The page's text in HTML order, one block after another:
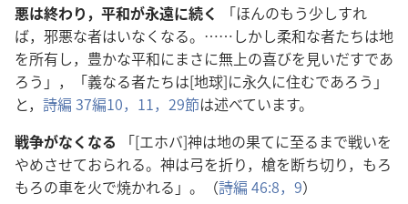
悪は終わり，平和が永遠に続く
「ほんのもう少しすれ
ば，邪悪な者はいなくなる。……しかし柔和な者たちは地
を所有し，豊かな平和にまさに無上の喜びを見いだすであ
ろう」，「義なる者たちは[地球]に永久に住むであろう」
と， 詩編 37編10，11， 29節は述べています。
戦争がなくなる 「[エホバ]神は地の果てに至るまで戦いを
やめさせておられる。神は弓を折り，槍を断ち切り，もろ
もろの車を火で焼かれる」。（詩編 46:8，9）